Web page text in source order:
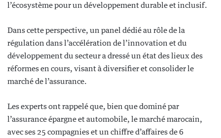
l’écosystème pour un développement durable et inclusif.
Dans cette perspective, un panel dédié au rôle de la
régulation dans l’accélération de l’innovation et du
développement du secteur a dressé un état des lieux des
réformes en cours, visant à diversifier et consolider le
marché de l’assurance.
Les experts ont rappelé que, bien que dominé par
l’assurance épargne et automobile, le marché marocain,
avec ses 25 compagnies et un chiffre d’affaires de 6